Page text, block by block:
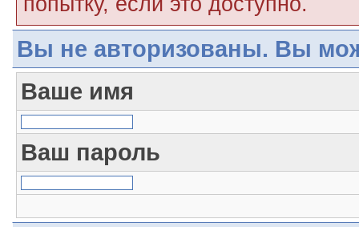
Вы не авторизованы. Вы
Ваше имя
Ваш пароль